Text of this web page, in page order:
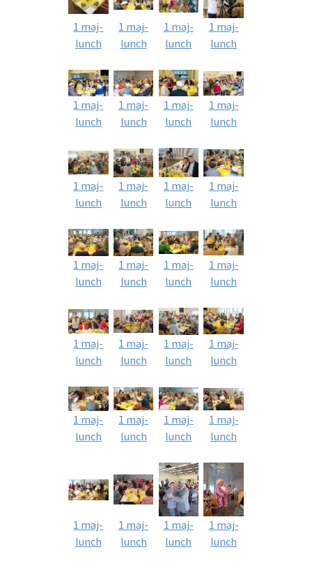
1 maj-
lunch
1 maj-
lunch
1 maj-
lunch
1 maj-
lunch
1 maj-
lunch
1 maj-
lunch
1 maj-
lunch
1 maj-
lunch
1 maj-
lunch
1 maj-
lunch
1 maj-
lunch
1 maj-
lunch
1 maj-
lunch
1 maj-
lunch
1 maj-
lunch
1 maj-
lunch
1 maj-
lunch
1 maj-
lunch
1 maj-
lunch
1 maj-
lunch
1 maj-
lunch
1 maj-
lunch
1 maj-
lunch
1 maj-
lunch
1 maj-
lunch
1 maj-
lunch
1 maj-
lunch
1 maj-
lunch